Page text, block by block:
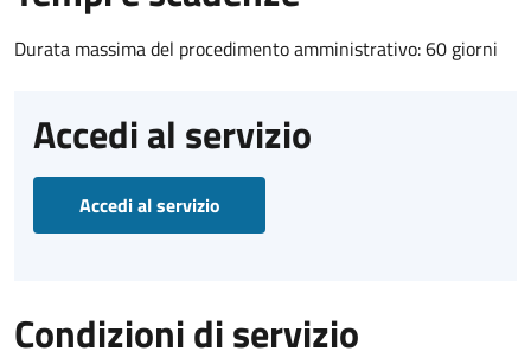
Durata massima del procedimento amministrativo: 60 giorni
Accedi al servizio
Accedi al servizio
Condizioni di servizio